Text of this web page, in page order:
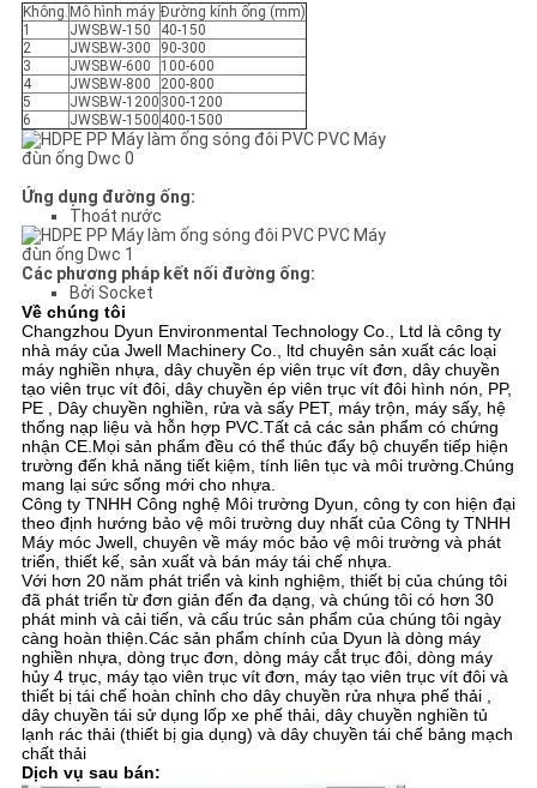
Không. Mô hình máy Đường kính ống (mm)
1
JWSBW-150
40-150
2
JWSBW-300
90-300
3
JWSBW-600
100-600
4
JWSBW-800
200-800
5
JWSBW-1200 300-1200
6
JWSBW-1500 400-1500
Ứng dụng đường ống:
Thoát nước
Các phương pháp kết nối đường ống:
Bởi Socket
Về chúng tôi
Changzhou Dyun Environmental Technology Co., Ltd là công ty
nhà máy của Jwell Machinery Co., ltd chuyên sản xuất các loại
máy nghiền nhựa, dây chuyền ép viên trục vít đơn, dây chuyền
tạo viên trục vít đôi, dây chuyền ép viên trục vít đôi hình nón, PP,
PE , Dây chuyền nghiền, rửa và sấy PET, máy trộn, máy sấy, hệ
thống nạp liệu và hỗn hợp PVC.Tất cả các sản phẩm có chứng
nhận CE.Mọi sản phẩm đều có thể thúc đẩy bộ chuyển tiếp hiện
trường đến khả năng tiết kiệm, tính liên tục và môi trường.Chúng
mang lại sức sống mới cho nhựa.
Công ty TNHH Công nghệ Môi trường Dyun, công ty con hiện đại
theo định hướng bảo vệ môi trường duy nhất của Công ty TNHH
Máy móc Jwell, chuyên về máy móc bảo vệ môi trường và phát
triển, thiết kế, sản xuất và bán máy tái chế nhựa.
Với hơn 20 năm phát triển và kinh nghiệm, thiết bị của chúng tôi
đã phát triển từ đơn giản đến đa dạng, và chúng tôi có hơn 30
phát minh và cải tiến, và cấu trúc sản phẩm của chúng tôi ngày
càng hoàn thiện.Các sản phẩm chính của Dyun là dòng máy
nghiền nhựa, dòng trục đơn, dòng máy cắt trục đôi, dòng máy
hủy 4 trục, máy tạo viên trục vít đơn, máy tạo viên trục vít đôi và
thiết bị tái chế hoàn chỉnh cho dây chuyền rửa nhựa phế thải ,
dây chuyền tái sử dụng lốp xe phế thải, dây chuyền nghiền tủ
lạnh rác thải (thiết bị gia dụng) và dây chuyền tái chế bảng mạch
chất thải
Dịch vụ sau bán: